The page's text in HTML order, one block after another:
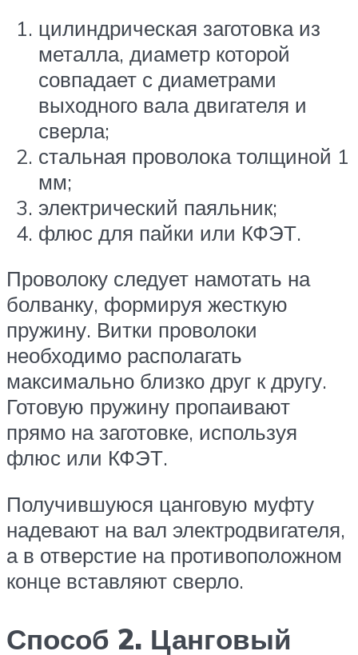
цилиндрическая заготовка из
металла, диаметр которой
совпадает с диаметрами
выходного вала двигателя и
сверла;
стальная проволока толщиной 1
мм;
электрический паяльник;
флюс для пайки или КФЭТ.
Проволоку следует намотать на
болванку, формируя жесткую
пружину. Витки проволоки
необходимо располагать
максимально близко друг к другу.
Готовую пружину пропаивают
прямо на заготовке, используя
флюс или КФЭТ.
Получившуюся цанговую муфту
надевают на вал электродвигателя,
а в отверстие на противоположном
конце вставляют сверло.
Способ 2. Цанговый